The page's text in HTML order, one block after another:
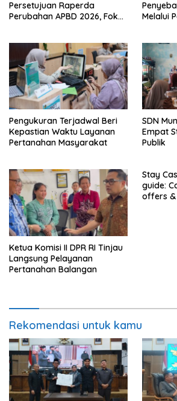
Persetujuan Raperda
Perubahan APBD 2026, Fokus
Melalui
Pengukuran Terjadwal Beri
Kepastian Waktu Layanan
Pertanahan Masyarakat
SDN
Empat
Publik
Ketua Komisi II DPR RI Tinjau
Langsung Pelayanan
Pertanahan Balangan
Stay
guide:
offers
Rekomendasi untuk kamu